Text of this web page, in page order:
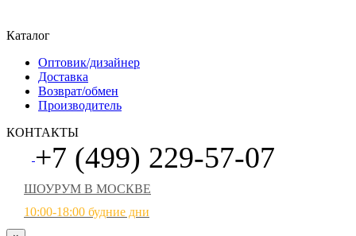
Каталог
Оптовик/дизайнер
Доставка
Возврат/обмен
Производитель
КОНТАКТЫ
+7 (499) 229-57-07
ШОУРУМ В МОСКВЕ
10:00-18:00 будние дни